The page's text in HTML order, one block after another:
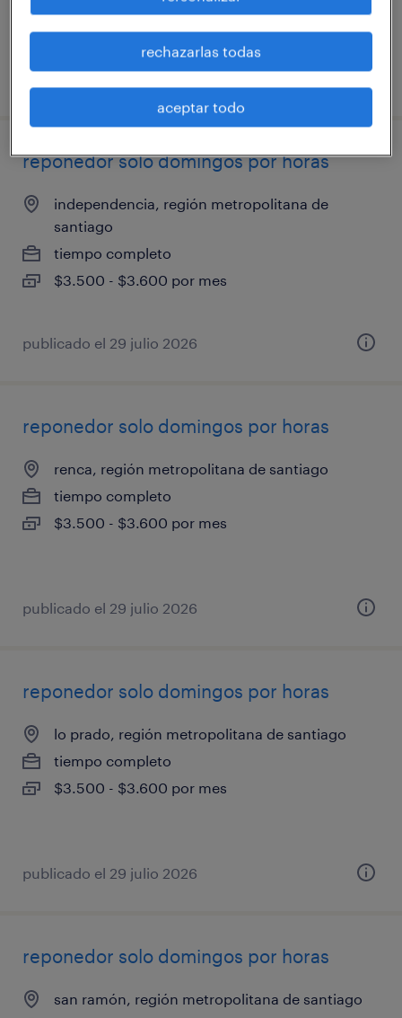
publicado el 29 julio 2026
reponedor solo domingos por horas
independencia, región metropolitana de
santiago
tiempo completo
$3.500 - $3.600 por mes
publicado el 29 julio 2026
reponedor solo domingos por horas
renca, región metropolitana de santiago
tiempo completo
$3.500 - $3.600 por mes
publicado el 29 julio 2026
reponedor solo domingos por horas
lo prado, región metropolitana de santiago
tiempo completo
$3.500 - $3.600 por mes
publicado el 29 julio 2026
reponedor solo domingos por horas
san ramón, región metropolitana de santiago
rechazarlas todas
aceptar todo